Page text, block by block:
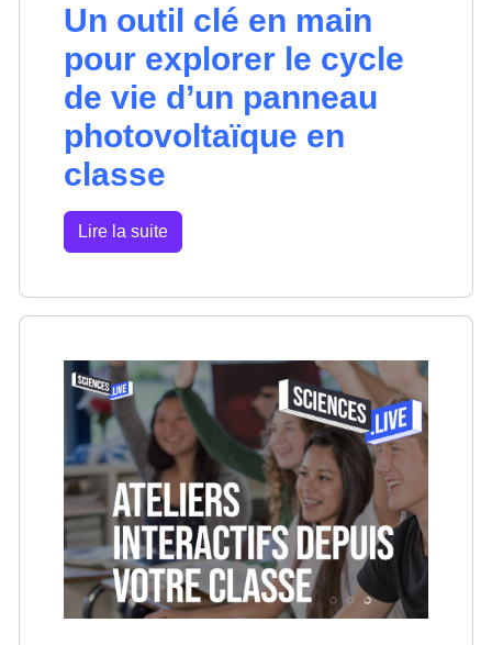
Un outil clé en main
pour explorer le cycle
de vie d’un panneau
photovoltaïque en
classe
Lire la suite